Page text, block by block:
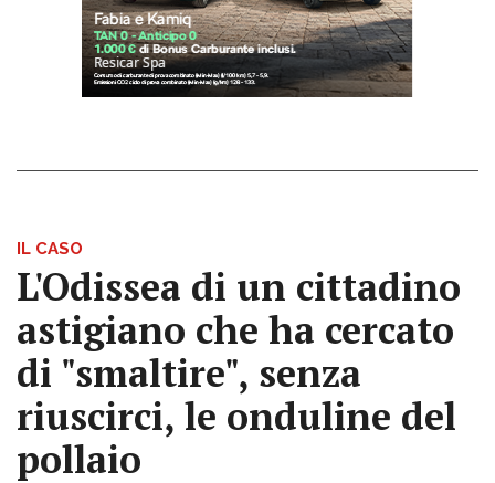
IL CASO
L'Odissea di un cittadino
astigiano che ha cercato
di "smaltire", senza
riuscirci, le onduline del
pollaio